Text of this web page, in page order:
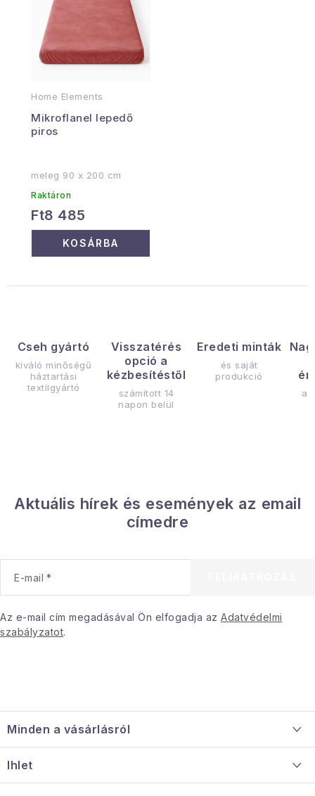
Cseh gyártó
kiváló minőségű
háztartási
textilgyártó
Visszatérés
opció a
kézbesítéstől
számított 14
napon belül
Eredeti minták
és saját
produkció
Home Elements
Mikroflanel lepedő
piros
meleg 90 x 200 cm
Raktáron
Ft8 485
KOSÁRBA
Aktuális hírek és események az email
címedre
E-mail
Az e-mail cím megadásával Ön elfogadja az Adatvédelmi
szabályzatot.
á
b
é
Minden a vásárlásról
Információ a mellékletről
Ihlet